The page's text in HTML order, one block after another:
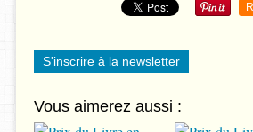
S'inscrire à la newsletter
Vous aimerez aussi :